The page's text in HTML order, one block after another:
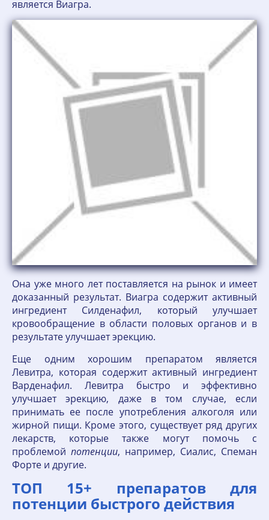
является Виагра.
Она уже много лет поставляется на рынок и имеет
доказанный результат. Виагра содержит активный
ингредиент Силденафил, который улучшает
кровообращение в области половых органов и в
результате улучшает эрекцию.
Еще одним хорошим препаратом является
Левитра, которая содержит активный ингредиент
Варденафил. Левитра быстро и эффективно
улучшает эрекцию, даже в том случае, если
принимать ее после употребления алкоголя или
жирной пищи. Кроме этого, существует ряд других
лекарств, которые также могут помочь с
проблемой потенции, например, Сиалис, Спеман
Форте и другие.
ТОП 15+ препаратов для
потенции быстрого действия